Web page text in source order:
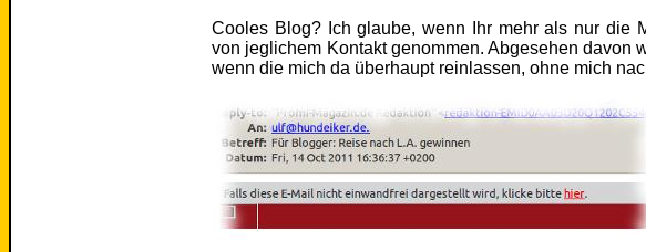
Cooles Blog? Ich glaube, wenn Ihr mehr als nur die
von jeglichem Kontakt genommen. Abgesehen davon
wenn die mich da überhaupt reinlassen, ohne mich